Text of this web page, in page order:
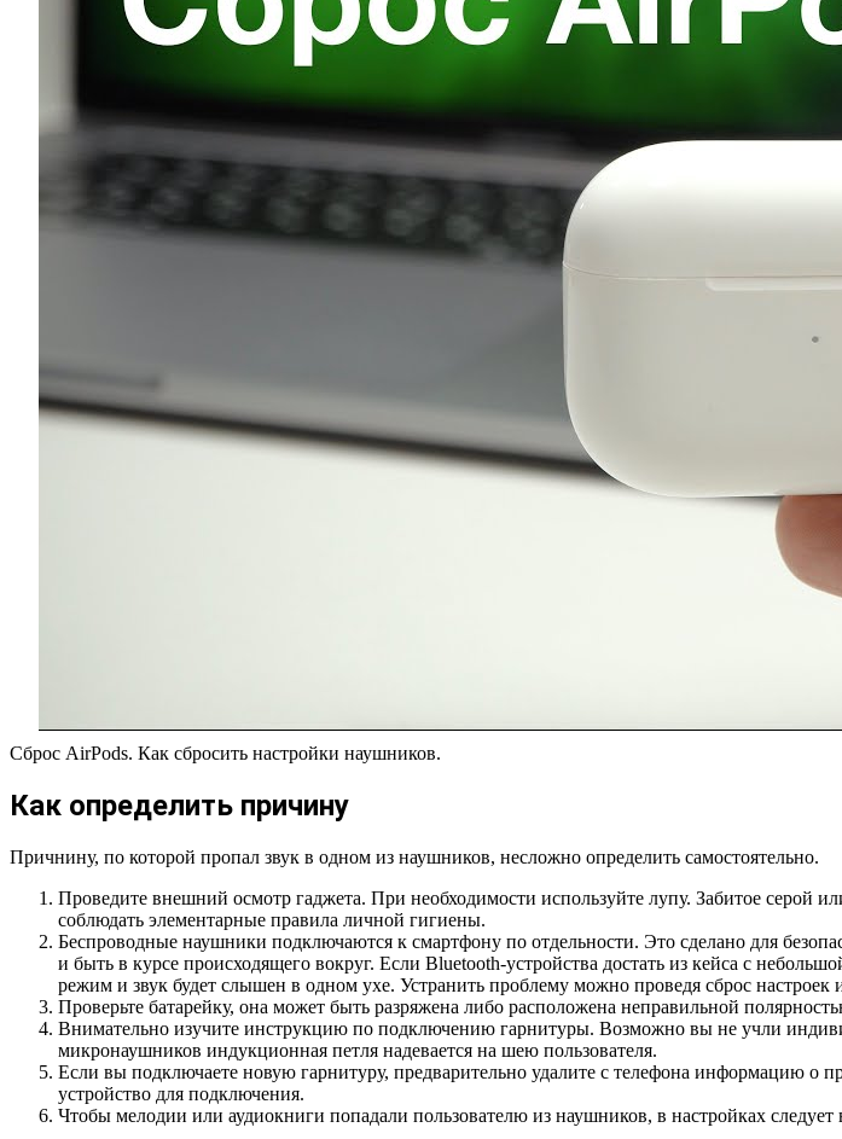
Сброс AirPods. Как сбросить настройки наушников.
Как определить причину
Причнину, по которой пропал звук в одном из наушников, несложно определить самостоятельно.
Проведите внешний осмотр гаджета. При необходимости используйте лупу. Забитое серой
соблюдать элементарные правила личной гигиены.
Беспроводные наушники подключаются к смартфону по отдельности. Это сделано для
и быть в курсе происходящего вокруг. Если Bluetooth-устройства достать из кейса с
режим и звук будет слышен в одном ухе. Устранить проблему можно проведя сброс
Проверьте батарейку, она может быть разряжена либо расположена неправильной
Внимательно изучите инструкцию по подключению гарнитуры. Возможно вы не учли
микронаушников индукционная петля надевается на шею пользователя.
Если вы подключаете новую гарнитуру, предварительно удалите с телефона информацию
устройство для подключения.
Чтобы мелодии или аудиокниги попадали пользователю из наушников, в настройках